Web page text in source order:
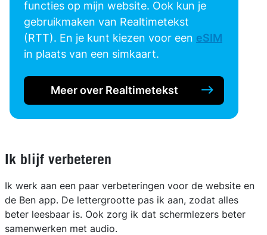
functies op mijn website. Ook kun je
gebruikmaken van Realtimetekst
(RTT). En je kunt kiezen voor een eSIM
in plaats van een simkaart.
Meer over Realtimetekst
Ik blijf verbeteren
Ik werk aan een paar verbeteringen voor de website en
de Ben app. De lettergrootte pas ik aan, zodat alles
beter leesbaar is. Ook zorg ik dat schermlezers beter
samenwerken met audio.